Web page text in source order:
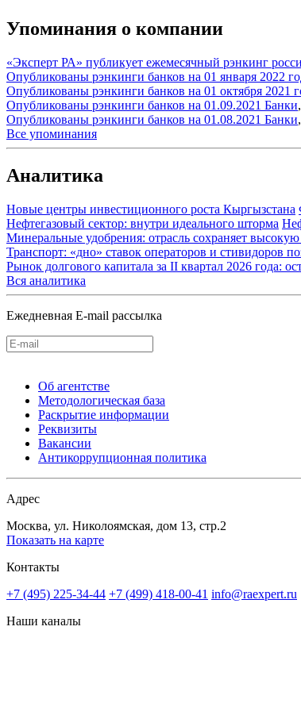
Упоминания о компании
«Эксперт РА» публикует ежемесячный рэнкинг
Опубликованы рэнкинги банков на 01 января 2022
Опубликованы рэнкинги банков на 01 октября 2021
Опубликованы рэнкинги банков на 01.09.2021 Банки,
Опубликованы рэнкинги банков на 01.08.2021 Банки,
Все упоминания
Аналитика
Новые центры инвестиционного роста Кыргызстана
Нефтегазовый сектор: внутри идеального шторма
Минеральные удобрения: отрасль сохраняет
Транспорт: «дно» ставок операторов и стивидоров
Рынок долгового капитала за II квартал 2026 года:
Вся аналитика
Ежедневная E-mail рассылка
Об агентстве
Методологическая база
Раскрытие информации
Реквизиты
Вакансии
Антикоррупционная политика
Адрес
Москва, ул. Николоямская, дом 13, стр.2
Показать на карте
Контакты
+7 (495) 225-34-44 +7 (499) 418-00-41 info@raexpert.ru
Наши каналы